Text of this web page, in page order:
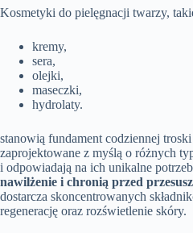
Kosmetyki do pielęgnacji twarzy,
kremy,
sera,
olejki,
maseczki,
hydrolaty.
stanowią fundament codziennej
zaprojektowane z myślą o różnych
i odpowiadają na ich unikalne
nawilżenie i chronią przed
dostarcza skoncentrowanych
regenerację oraz rozświetlenie skóry.